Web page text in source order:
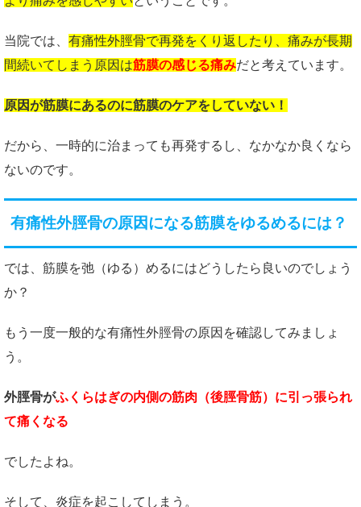
当院では、 有痛性外脛骨で再発をくり返したり、痛みが長期
間続いてしまう原因は筋膜の感じる痛みだと考えています。
原因が筋膜にあるのに筋膜のケアをしていない！
だから、一時的に治まっても再発するし、なかなか良くなら
ないのです。
有痛性外脛骨の原因になる筋膜をゆるめるには？
では、筋膜を弛（ゆる）めるにはどうしたら良いのでしょう
か？
もう一度一般的な有痛性外脛骨の原因を確認してみましょ
う。
外脛骨がふくらはぎの内側の筋肉（後脛骨筋）に引っ張られ
て痛くなる
でしたよね。
そして、炎症を起こしてしまう。